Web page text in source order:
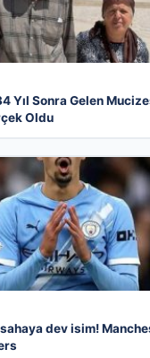
Yıl Sonra Gelen
Oldu
dev isim!